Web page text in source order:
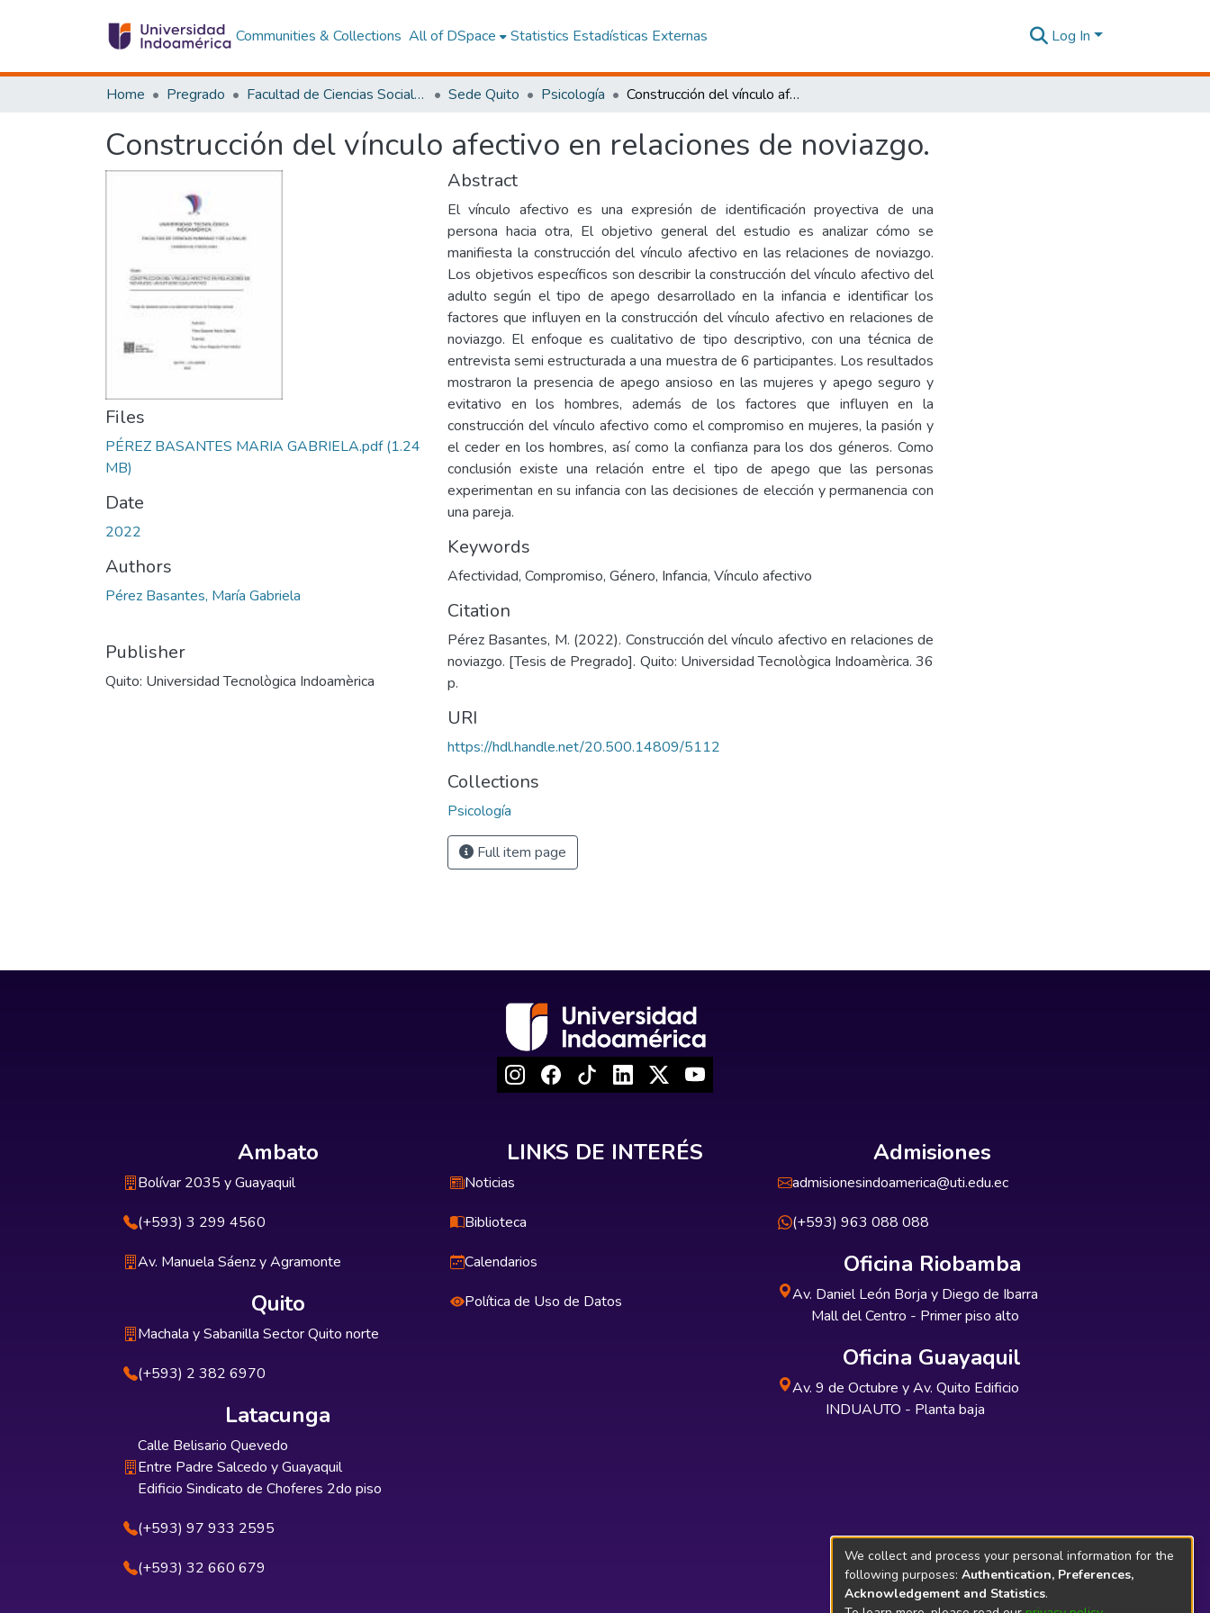
Communities & Collections All of DSpace Statistics Estadísticas Externas Log In
Home Pregrado Facultad de Ciencias Sociales y Humanas Sede Quito Psicología Construcción del vínculo afectivo en relaciones de noviazgo.
Construcción del vínculo afectivo en relaciones de noviazgo.
Files
PÉREZ BASANTES MARIA GABRIELA.pdf(1.24
MB)
Date
2022
Authors
Pérez Basantes, María Gabriela
Publisher
Quito: Universidad Tecnològica Indoamèrica
Abstract
El vínculo afectivo es una expresión de identificación proyectiva de una
persona hacia otra, El objetivo general del estudio es analizar cómo se
manifiesta la construcción del vínculo afectivo en las relaciones de noviazgo.
Los objetivos específicos son describir la construcción del vínculo afectivo del
adulto según el tipo de apego desarrollado en la infancia e identificar los
factores que influyen en la construcción del vínculo afectivo en relaciones de
noviazgo. El enfoque es cualitativo de tipo descriptivo, con una técnica de
entrevista semi estructurada a una muestra de 6 participantes. Los resultados
mostraron la presencia de apego ansioso en las mujeres y apego seguro y
evitativo en los hombres, además de los factores que influyen en la
construcción del vínculo afectivo como el compromiso en mujeres, la pasión y
el ceder en los hombres, así como la confianza para los dos géneros. Como
conclusión existe una relación entre el tipo de apego que las personas
experimentan en su infancia con las decisiones de elección y permanencia con
una pareja.
Keywords
Afectividad, Compromiso, Género, Infancia, Vínculo afectivo
Citation
Pérez Basantes, M. (2022). Construcción del vínculo afectivo en relaciones de
noviazgo. [Tesis de Pregrado]. Quito: Universidad Tecnològica Indoamèrica. 36
p.
URI
https://hdl.handle.net/20.500.14809/5112
Collections
Psicología
Full item page
Ambato
Bolívar 2035 y Guayaquil
(+593) 3 299 4560
Av. Manuela Sáenz y Agramonte
Quito
Machala y Sabanilla Sector Quito norte
(+593) 2 382 6970
Latacunga
Calle Belisario Quevedo
Entre Padre Salcedo y Guayaquil
Edificio Sindicato de Choferes 2do piso
(+593) 97 933 2595
(+593) 32 660 679
LINKS DE INTERÉS
Noticias
Biblioteca
Calendarios
Política de Uso de Datos
Admisiones
admisionesindoamerica@uti.edu.ec
(+593) 963 088 088
Oficina Riobamba
Av. Daniel León Borja y Diego de Ibarra
Mall del Centro - Primer piso alto
Oficina Guayaquil
Av. 9 de Octubre y Av. Quito Edificio
INDUAUTO - Planta baja
We collect and process your personal information for the
following purposes: Authentication, Preferences,
Acknowledgement and Statistics.